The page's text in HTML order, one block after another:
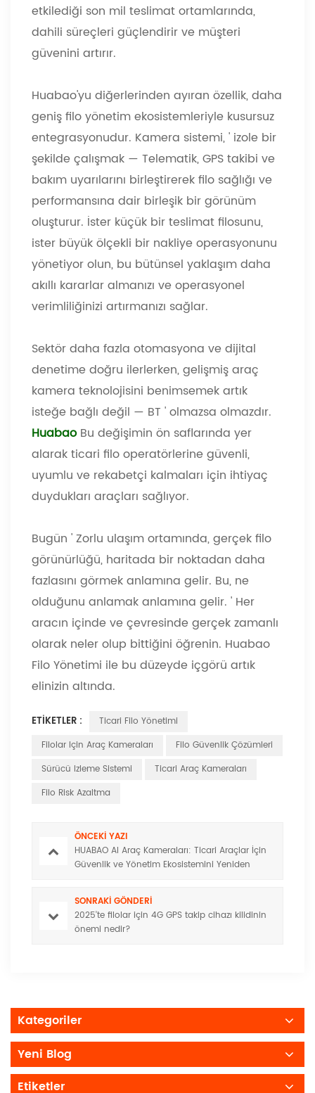
etkilediği son mil teslimat ortamlarında,
dahili süreçleri güçlendirir ve müşteri
güvenini artırır.
Huabao'yu diğerlerinden ayıran özellik, daha
geniş filo yönetim ekosistemleriyle kusursuz
entegrasyonudur. Kamera sistemi,' izole bir
şekilde çalışmak — Telematik, GPS takibi ve
bakım uyarılarını birleştirerek filo sağlığı ve
performansına dair birleşik bir görünüm
oluşturur. İster küçük bir teslimat filosunu,
ister büyük ölçekli bir nakliye operasyonunu
yönetiyor olun, bu bütünsel yaklaşım daha
akıllı kararlar almanızı ve operasyonel
verimliliğinizi artırmanızı sağlar.
Sektör daha fazla otomasyona ve dijital
denetime doğru ilerlerken, gelişmiş araç
kamera teknolojisini benimsemek artık
isteğe bağlı değil — BT 'olmazsa olmazdır.
HuabaoBu değişimin ön saflarında yer
alarak ticari filo operatörlerine güvenli,
uyumlu ve rekabetçi kalmaları için ihtiyaç
duydukları araçları sağlıyor.
Bugün 'Zorlu ulaşım ortamında, gerçek filo
görünürlüğü, haritada bir noktadan daha
fazlasını görmek anlamına gelir. Bu, ne
olduğunu anlamak anlamına gelir. ' Her
aracın içinde ve çevresinde gerçek zamanlı
olarak neler olup bittiğini öğrenin. Huabao
Filo Yönetimi ile bu düzeyde içgörü artık
elinizin altında.
ETIKETLER :
Ticari Filo Yönetimi
Filolar Için Araç Kameraları
Filo Güvenlik Çözümleri
Sürücü Izleme Sistemi
Ticari Araç Kameraları
Filo Risk Azaltma
ÖNCEKI YAZI
HUABAO AI Araç Kameraları: Ticari Araçlar İçin
Güvenlik ve Yönetim Ekosistemini Yeniden
SONRAKI GÖNDERI
2025'te filolar için 4G GPS takip cihazı kilidinin
önemi nedir?
Kategoriler
Yeni Blog
Etiketler